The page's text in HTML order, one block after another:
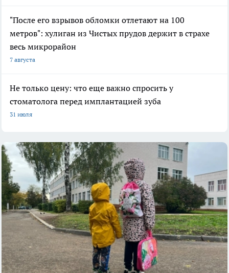
"После его взрывов обломки отлетают на 100
метров": хулиган из Чистых прудов держит в страхе
весь микрорайон
7 августа
Не только цену: что еще важно спросить у
стоматолога перед имплантацией зуба
31 июля